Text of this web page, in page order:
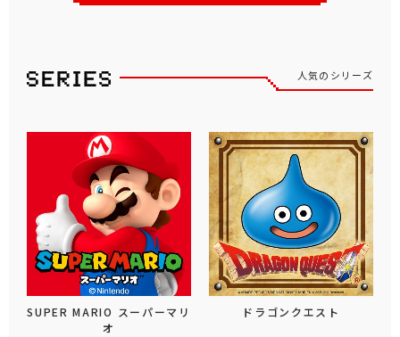
人気のシリーズ
SUPER MARIO スーパーマリ
オ
ドラゴンクエスト